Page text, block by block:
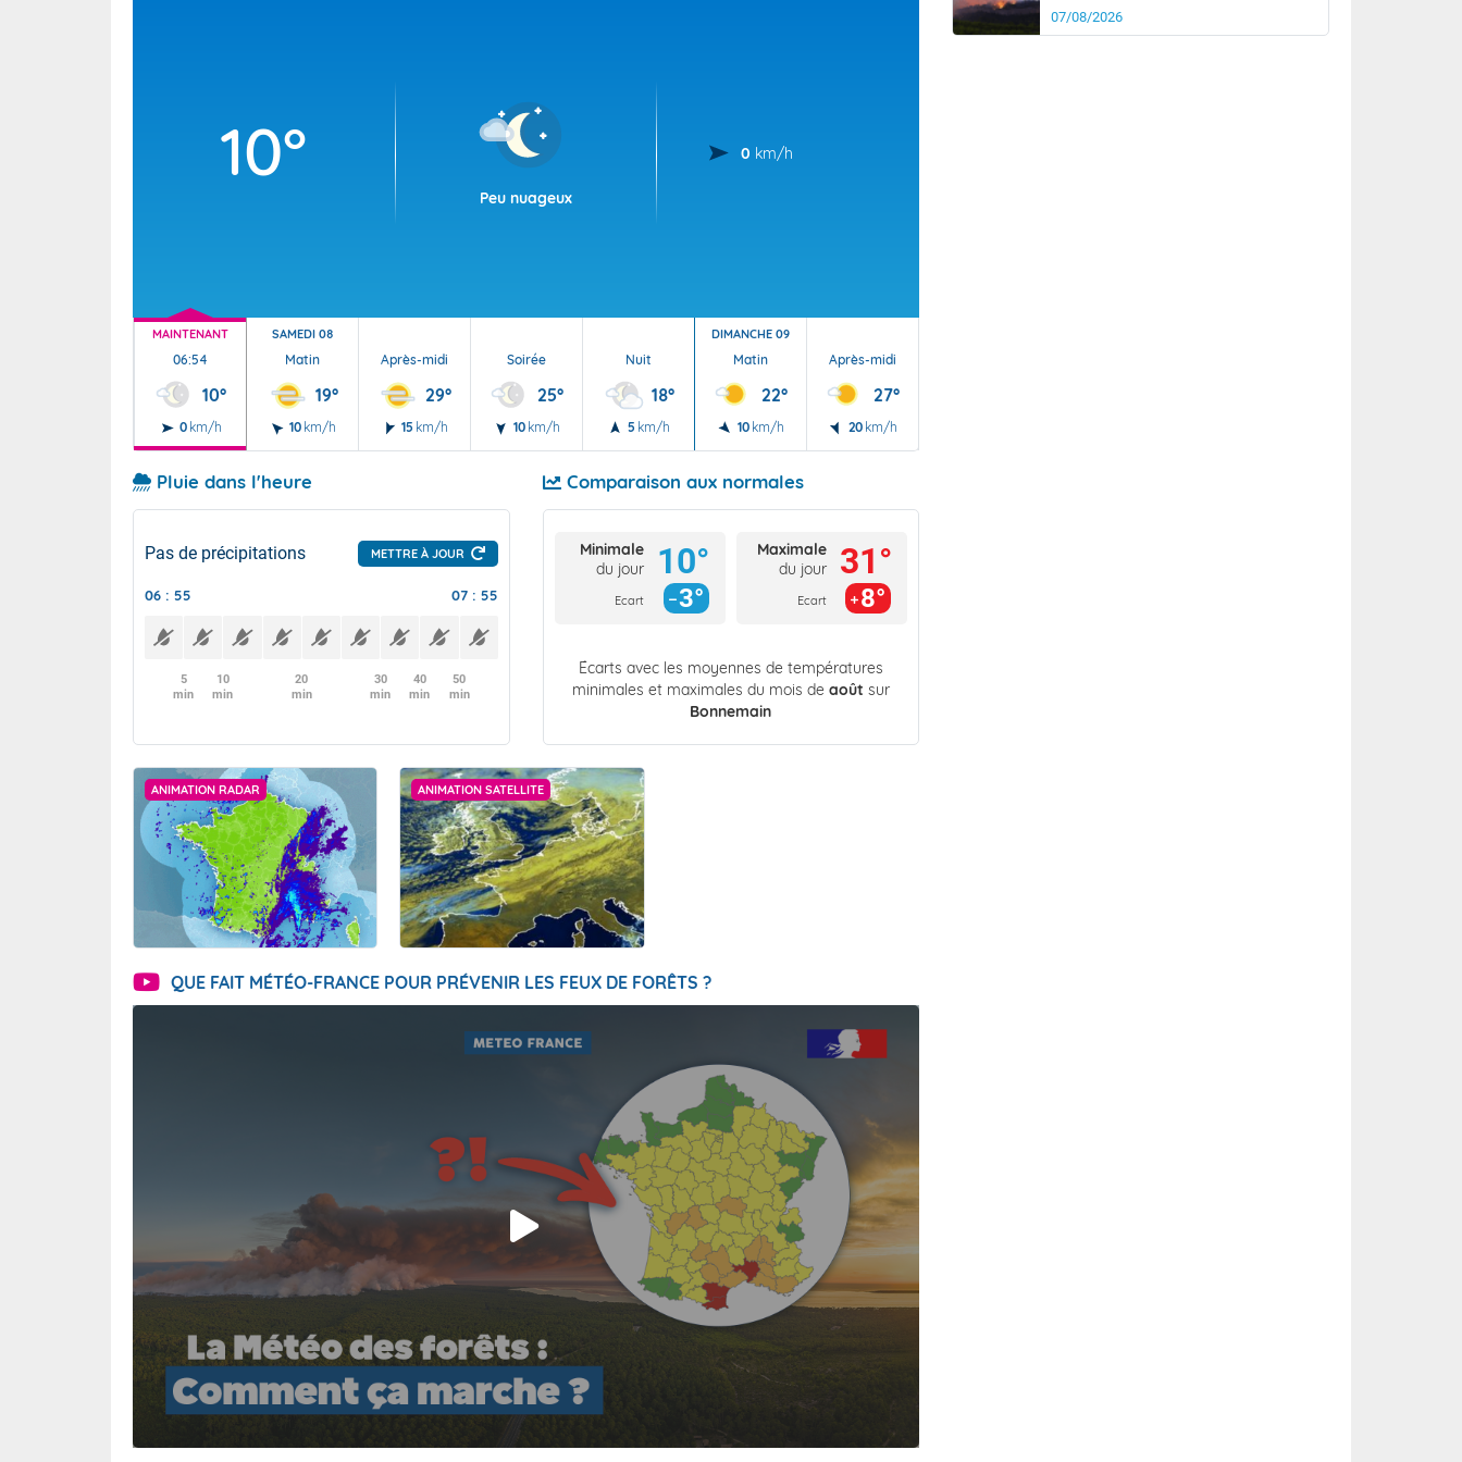
10°
Peu nuageux
0 km/h
MAINTENANT
06:54
10°
0 km/h
SAMEDI 08
Matin
19°
10 km/h
Après-midi
29°
15 km/h
Soirée
25°
10 km/h
Nuit
18°
5 km/h
DIMANCHE 09
Matin
22°
10 km/h
Après-midi
27°
20 km/h
Pluie dans l'heure
Pas de précipitations METTRE À JOUR
06 : 55 07 : 55
5
min
10
min
20
min
30
min
40
min
50
min
Comparaison aux normales
Minimale
du jour
Ecart
10°
3°
Maximale
du jour
Ecart
31°
8°
Écarts avec les moyennes de températures
minimales et maximales du mois de août sur
Bonnemain
ANIMATION RADAR ANIMATION SATELLITE
QUE FAIT MÉTÉO-FRANCE POUR PRÉVENIR LES FEUX DE FORÊTS ?
07/08/2026